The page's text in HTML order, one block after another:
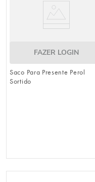
FAZER LOGIN
Saco Para Presente Perol
Sortido